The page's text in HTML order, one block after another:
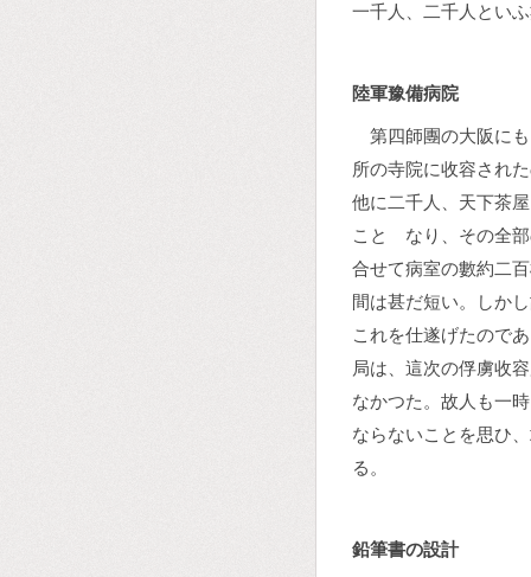
一千人、二千人とい
陸軍豫備病院
第四師團の大阪に
所の寺院に收容され
他に二千人、天下茶
ことゝなり、その全
合せて病室の數約二
間は甚だ短い。しか
これを仕遂げたので
局は、這次の俘虜收
なかつた。故人も一
ならないことを思ひ
る。
鉛筆書の設計